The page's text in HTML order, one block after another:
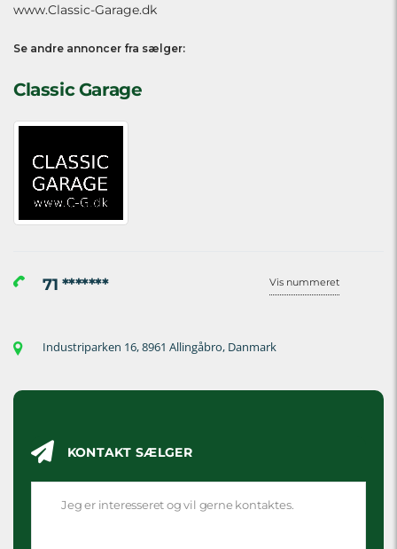
www.Classic-Garage.dk
Se andre annoncer fra sælger:
Classic Garage
71 ******* Vis nummeret
Industriparken 16, 8961 Allingåbro, Danmark
KONTAKT SÆLGER